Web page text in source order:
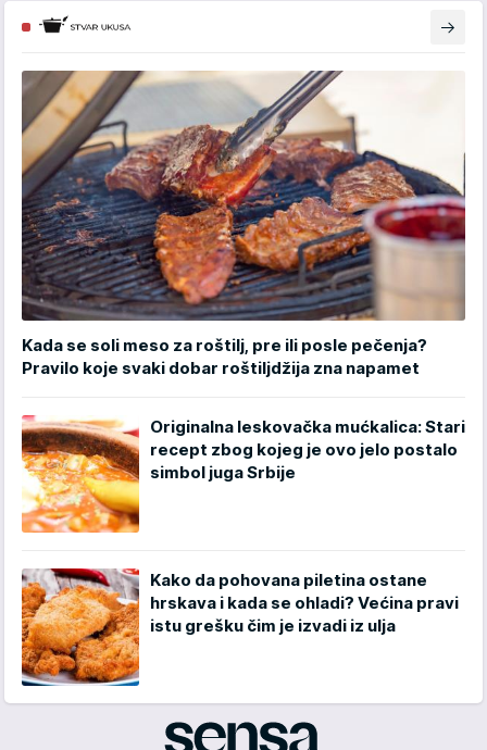
Kada se soli meso za roštilj, pre ili posle pečenja?
Pravilo koje svaki dobar roštiljdžija zna napamet
Originalna leskovačka mućkalica: Stari
recept zbog kojeg je ovo jelo postalo
simbol juga Srbije
Kako da pohovana piletina ostane
hrskava i kada se ohladi? Većina pravi
istu grešku čim je izvadi iz ulja